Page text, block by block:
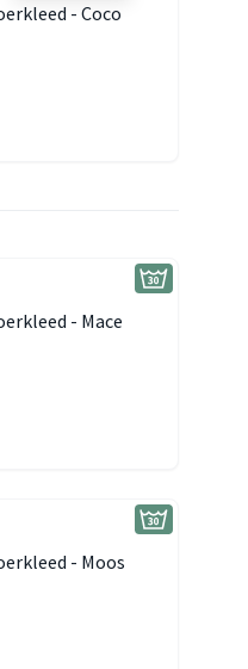
- Coco
- Mace
- Moos